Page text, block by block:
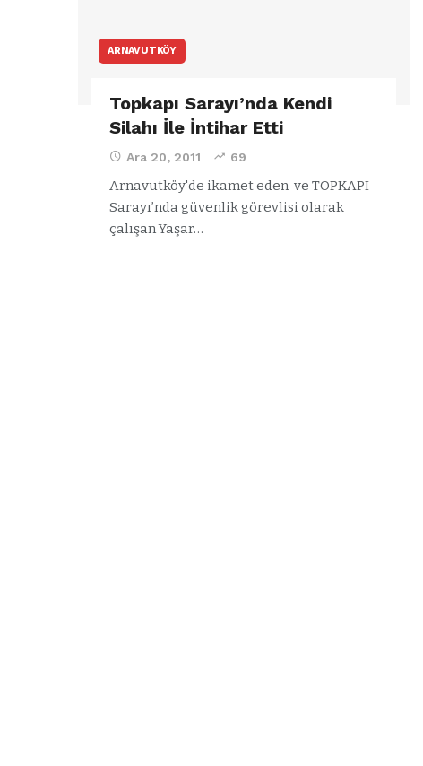
ARNAVUTKÖY
Topkapı Sarayı’nda Kendi
Silahı İle İntihar Etti
Ara 20, 2011 69
Arnavutköy'de ikamet eden ve TOPKAPI
Sarayı’nda güvenlik görevlisi olarak
çalışan Yaşar…